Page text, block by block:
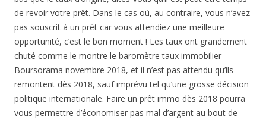
de revoir votre prêt. Dans le cas où, au contraire, vous n’avez
pas souscrit à un prêt car vous attendiez une meilleure
opportunité, c’est le bon moment ! Les taux ont grandement
chuté comme le montre le baromètre taux immobilier
Boursorama novembre 2018, et il n’est pas attendu qu’ils
remontent dès 2018, sauf imprévu tel qu’une grosse décision
politique internationale. Faire un prêt immo dès 2018 pourra
vous permettre d’économiser pas mal d’argent au bout de